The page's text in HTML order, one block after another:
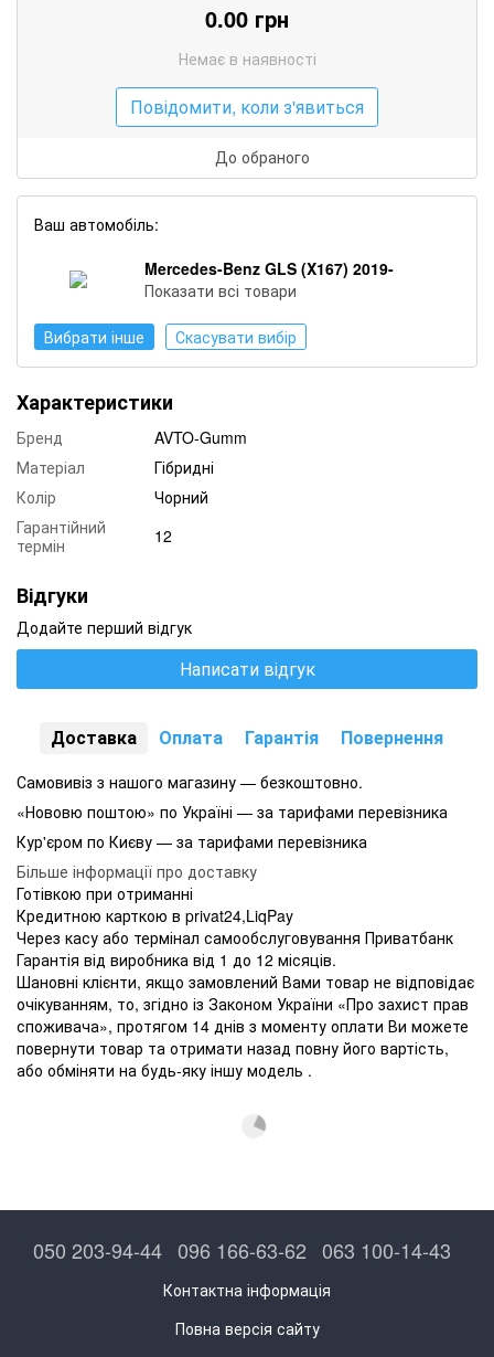
0.00 грн
Немає в наявності
Повідомити, коли з'явиться
До обраного
Ваш автомобіль:
Mercedes-Benz GLS (X167) 2019-
Показати всі товари
Вибрати інше Скасувати вибір
Характеристики
Бренд
AVTO-Gumm
Матеріал
Гібридні
Колір
Чорний
Гарантійний
термін
12
Відгуки
Додайте перший відгук
Написати відгук
Доставка Оплата Гарантія Повернення
Самовивіз з нашого магазину — безкоштовно.
«Нововю поштою» по Україні — за тарифами перевізника
Кур'єром по Києву — за тарифами перевізника
Більше інформації про доставку
Готівкою при отриманні
Кредитною карткою в privat24,LiqPay
Через касу або термінал самообслуговування Приватбанк
Гарантія від виробника від 1 до 12 місяців.
Шановні клієнти, якщо замовлений Вами товар не відповідає
очікуванням, то, згідно із Законом України «Про захист прав
споживача», протягом 14 днів з моменту оплати Ви можете
повернути товар та отримати назад повну його вартість,
або обміняти на будь-яку іншу модель .
050 203-94-44 096 166-63-62 063 100-14-43
Контактна інформація
Повна версія сайту